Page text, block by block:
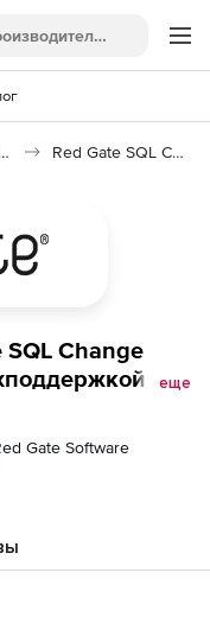
Программы для работы с базами данных Red Gate SQL Change Automation
SQL Change
на
еще
Gate Software